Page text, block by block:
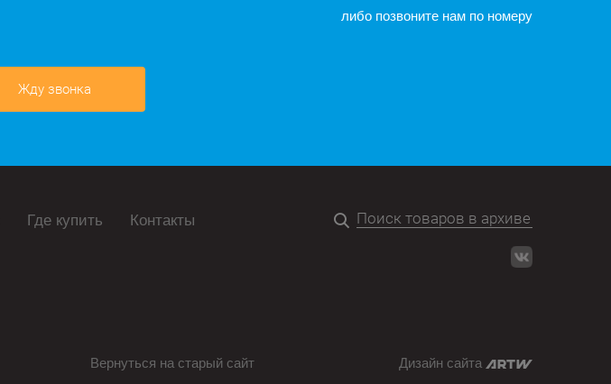
либо позвоните нам по номеру
Жду звонка
Где купить Контакты
Вернуться на старый сайт Дизайн сайта